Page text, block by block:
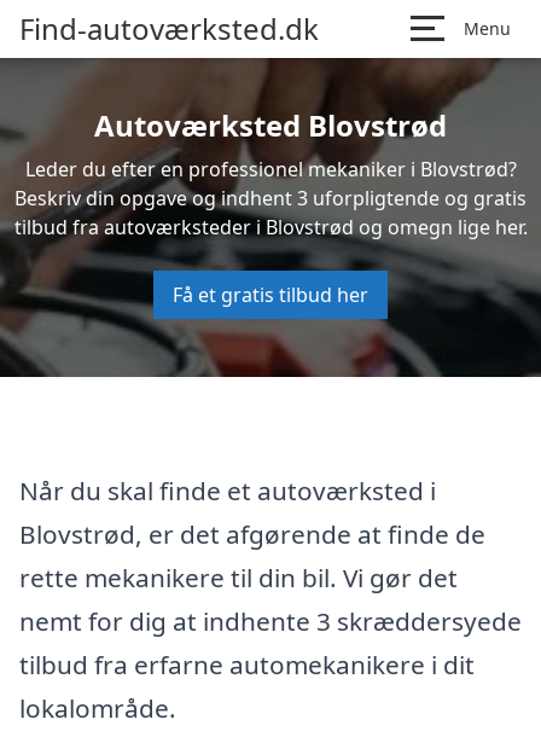
Find-autoværksted.dk Menu
Autoværksted Blovstrød
Leder du efter en professionel mekaniker i Blovstrød?
Beskriv din opgave og indhent 3 uforpligtende og gratis
tilbud fra autoværksteder i Blovstrød og omegn lige her.
Få et gratis tilbud her
Når du skal finde et autoværksted i
Blovstrød, er det afgørende at finde de
rette mekanikere til din bil. Vi gør det
nemt for dig at indhente 3 skræddersyede
tilbud fra erfarne automekanikere i dit
lokalområde.